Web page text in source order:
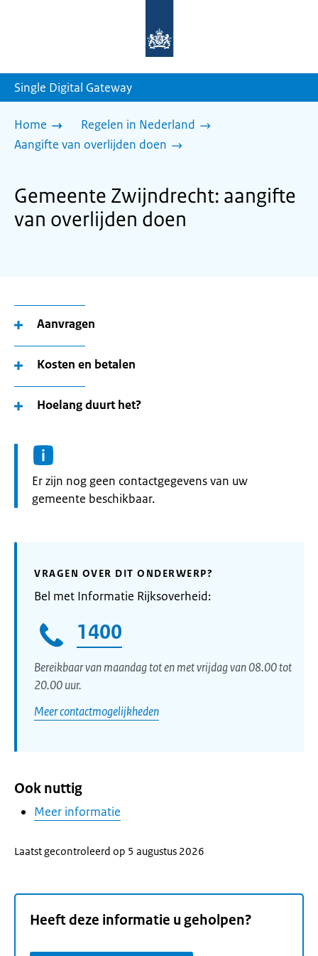
homepage
Single Digital Gateway
Home
Regelen in Nederland
Aangifte van overlijden doen
Gemeente Zwijndrecht: aangifte
van overlijden doen
Aanvragen
Kosten en betalen
Hoelang duurt het?
Informatie:
Er zijn nog geen contactgegevens van uw
gemeente beschikbaar.
VRAGEN OVER DIT ONDERWERP?
Bel met Informatie Rijksoverheid:
1400
Bereikbaar van maandag tot en met vrijdag van 08.00 tot
20.00 uur.
Meer contactmogelijkheden
Ook nuttig
Meer informatie
Laatst gecontroleerd op 5 augustus 2026
Heeft deze informatie u geholpen?